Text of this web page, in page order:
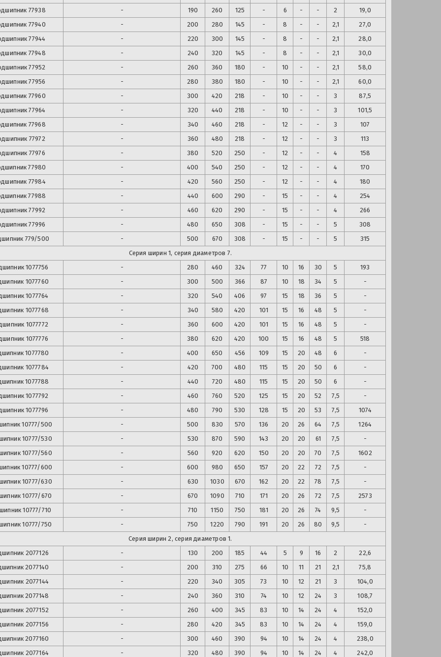
77938 - 190 260 125 - 6 - - 2
19,0
77940 - 200 280 145 - 8 - - 2,1
27,0
77944 - 220 300 145 - 8 - - 2,1
28,0
77948 - 240 320 145 - 8 - - 2,1
30,0
77952 - 260 360 180 - 10 - - 2,1
58,0
77956 - 280 380 180 - 10 - - 2,1
60,0
77960 - 300 420 218 - 10 - - 3
87,5
77964 - 320 440 218 - 10 - - 3
101,5
77968 - 340 460 218 - 12 - - 3
107
77972 - 360 480 218 - 12 - - 3
113
77976 - 380 520 250 - 12 - - 4
158
77980 - 400 540 250 - 12 - - 4
170
77984 - 420 560 250 - 12 - - 4
180
77988 - 440 600 290 - 15 - - 4
254
77992 - 460 620 290 - 15 - - 4
266
77996 - 480 650 308 - 15 - - 5
308
779/500 - 500 670 308 - 15 - - 5
315
Серия ширин 1, серия диаметров 7.
1077756 - 280 460 324 77 10 16 30 5
193
1077760 - 300 500 366 87 10 18 34 5
-
1077764 - 320 540 406 97 15 18 36 5
-
1077768 - 340 580 420 101 15 16 48 5
-
1077772 - 360 600 420 101 15 16 48 5
-
1077776 - 380 620 420 100 15 16 48 5
518
1077780 - 400 650 456 109 15 20 48 6
-
1077784 - 420 700 480 115 15 20 50 6
-
1077788 - 440 720 480 115 15 20 50 6
-
1077792 - 460 760 520 125 15 20 52 7,5
-
1077796 - 480 790 530 128 15 20 53 7,5
1074
10777/500 - 500 830 570 136 20 26 64 7,5
1264
10777/530 - 530 870 590 143 20 20 61 7,5
-
10777/560 - 560 920 620 150 20 20 70 7,5
1602
10777/600 - 600 980 650 157 20 22 72 7,5
-
10777/630 - 630 1030 670 162 20 22 78 7,5
-
10777/670 - 670 1090 710 171 20 26 72 7,5
2573
10777/710 - 710 1150 750 181 20 26 74 9,5
-
10777/750 - 750 1220 790 191 20 26 80 9,5
-
Серия ширин 2, серия диаметров 1.
2077126 - 130 200 185 44 5 9 16 2
22,6
2077140 - 200 310 275 66 10 11 21 2,1
75,8
2077144 - 220 340 305 73 10 12 21 3
104,0
2077148 - 240 360 310 74 10 12 24 3
108,7
2077152 - 260 400 345 83 10 14 24 4
152,0
2077156 - 280 420 345 83 10 14 24 4
159,0
2077160 - 300 460 390 94 10 14 24 4
238,0
2077164 - 320 480 390 94 10 14 24 4 242,0